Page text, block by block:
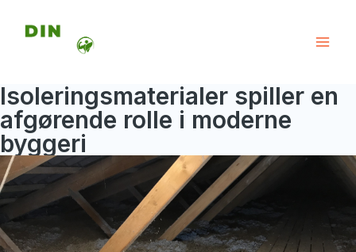
Isoleringsmaterialer spiller en
afgørende rolle i moderne
byggeri